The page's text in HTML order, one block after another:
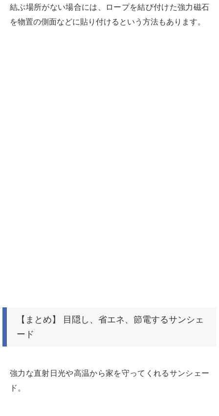
結ぶ場所がない場合には、ロープを結び付けた強力磁石
を物置の側面などに貼り付けるという方法もあります。
【まとめ】 目隠し、省エネ、節電するサンシェ
ード
強力な直射日光や高温から家を守ってくれるサンシェー
ド。